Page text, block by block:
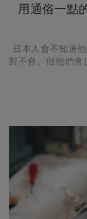
用通俗一點
日本人會不知道
對不會。但他們